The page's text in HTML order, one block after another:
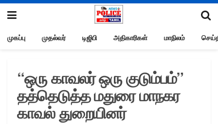
முகப்பு முதல்வர் டிஜிபி அதிகாரிகள் மாநிலம்
“ஒரு காவலர் ஒரு குடும்பம்”
தத்தெடுத்த மதுரை மாநகர
காவல் துறையினர்